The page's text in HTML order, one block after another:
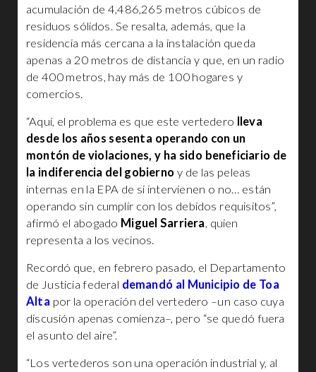
acumulación de 4,486,265 metros cúbicos de
residuos sólidos. Se resalta, además, que la
residencia más cercana a la instalación queda
apenas a 20 metros de distancia y que, en un radio
de 400 metros, hay más de 100 hogares y
comercios.
“Aquí, el problema es que este vertedero lleva
desde los años sesenta operando con un
montón de violaciones, y ha sido beneficiario de
la indiferencia del gobierno y de las peleas
internas en la EPA de si intervienen o no… están
operando sin cumplir con los debidos requisitos”,
afirmó el abogado Miguel Sarriera, quien
representa a los vecinos.
Recordó que, en febrero pasado, el Departamento
de Justicia federal demandó al Municipio de Toa
Alta por la operación del vertedero –un caso cuya
discusión apenas comienza–, pero “se quedó fuera
el asunto del aire”.
“Los vertederos son una operación industrial y, al